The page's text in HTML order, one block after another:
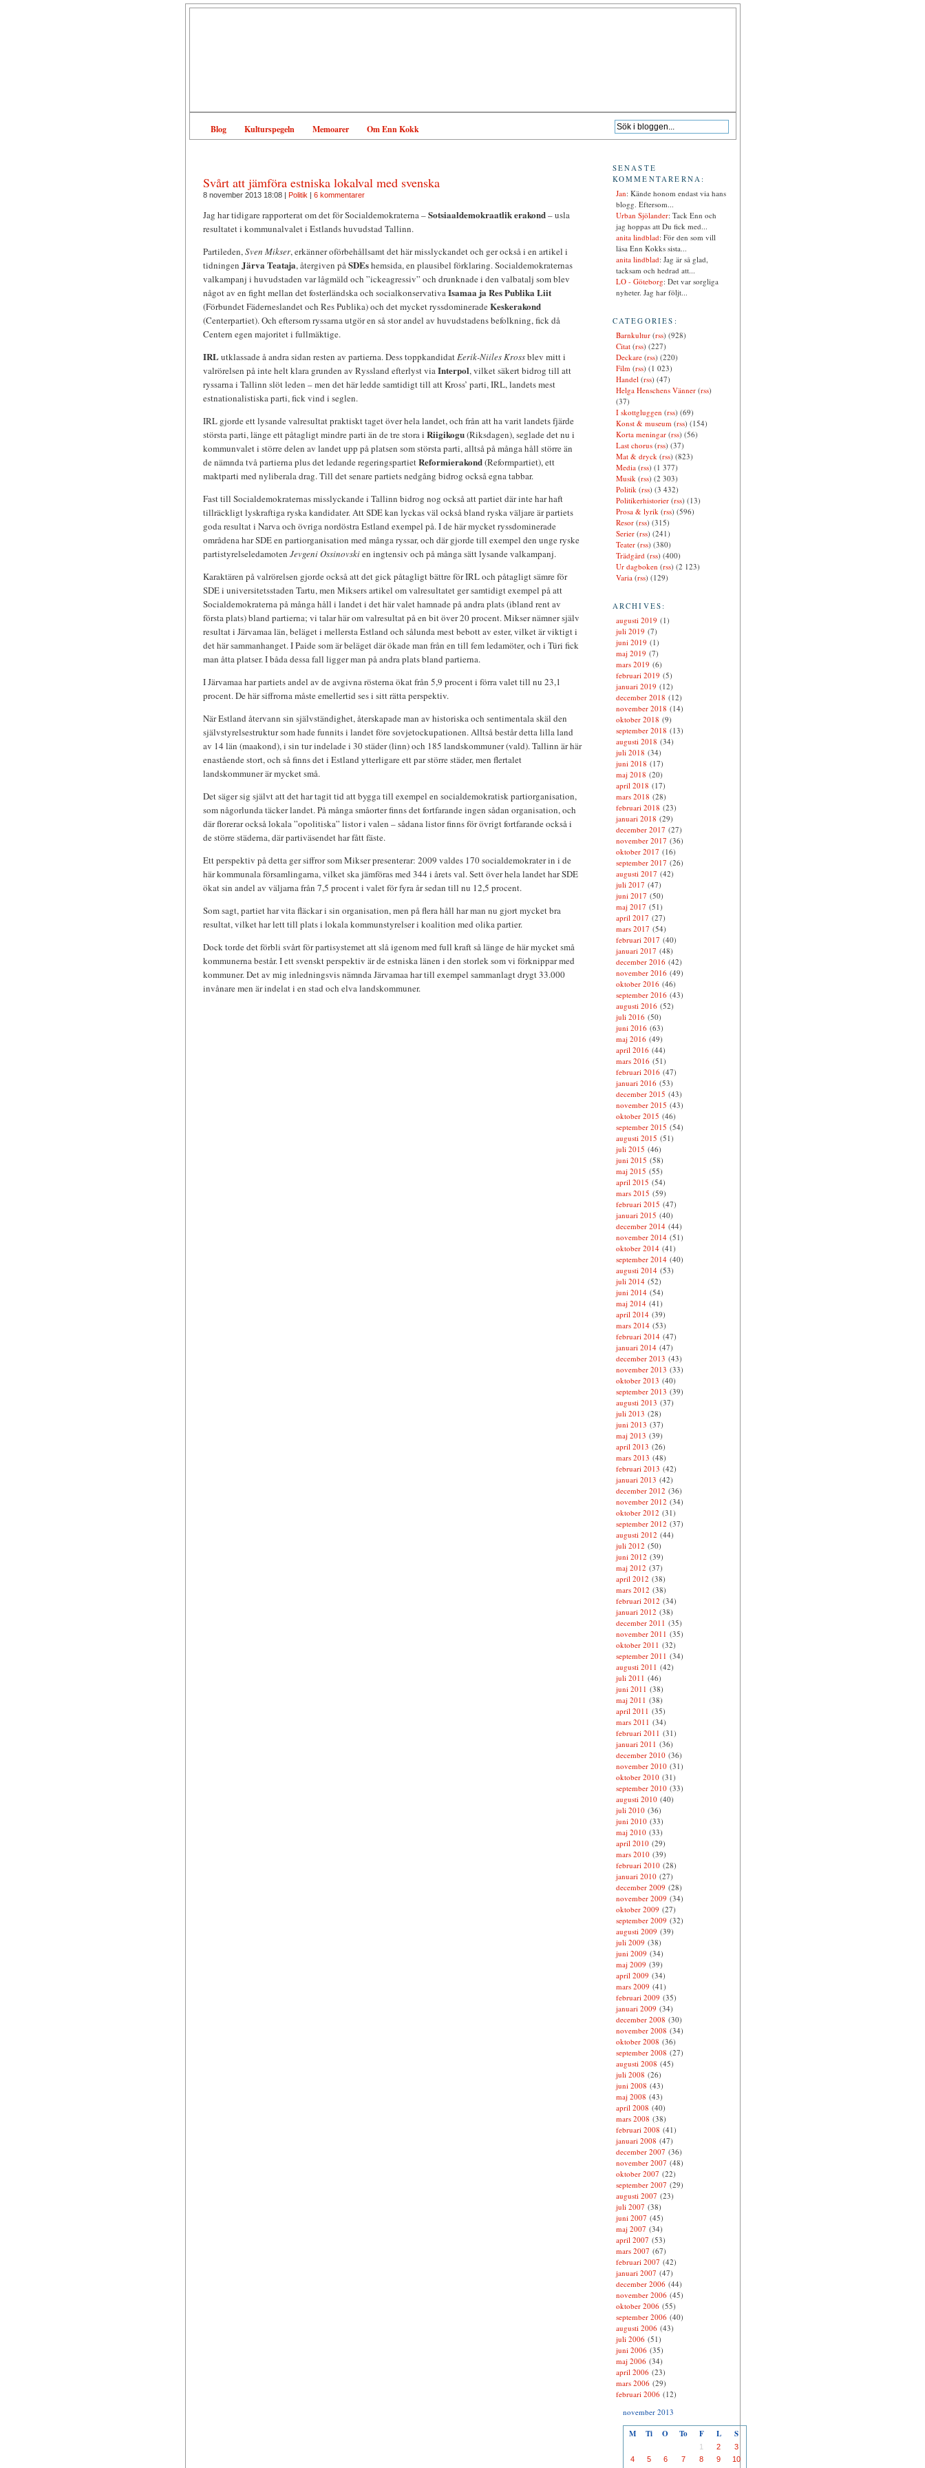
Blog Kulturspegeln Memoarer Om Enn Kokk
Svårt att jämföra estniska lokalval med svenska
8 november 2013 18:08 | Politik | 6 kommentarer
Jag har tidigare rapporterat om det för Socialdemokraterna –Sotsiaaldemokraatlik erakond– usla
resultatet i kommunalvalet i Estlands huvudstad Tallinn.
Partileden,Sven Mikser, erkänner oförbehållsamt det här misslyckandet och ger också i en artikel i
tidningen Järva Teataja, återgiven påSDEshemsida, en plausibel förklaring. Socialdemokraternas
valkampanj i huvudstaden var lågmäld och ”ickeagressiv” och drunknade i den valbatalj som blev
något av en fight mellan det fosterländska och socialkonservativaIsamaa ja Res Publika Liit
(Förbundet Fäderneslandet och Res Publika) och det mycket ryssdomineradeKeskerakond
(Centerpartiet). Och eftersom ryssarna utgör en så stor andel av huvudstadens befolkning, fick då
Centern egen majoritet i fullmäktige.
IRLutklassade å andra sidan resten av partierna. Dess toppkandidatEerik-Niiles Krossblev mitt i
valrörelsen på inte helt klara grunden av Ryssland efterlyst viaInterpol, vilket säkert bidrog till att
ryssarna i Tallinn slöt leden – men det här ledde samtidigt till att Kross’ parti, IRL, landets mest
estnationalistiska parti, fick vind i seglen.
IRL gjorde ett lysande valresultat praktiskt taget över hela landet, och från att ha varit landets fjärde
största parti, länge ett påtagligt mindre parti än de tre stora i Riigikogu(Riksdagen), seglade det nu i
kommunvalet i större delen av landet upp på platsen som största parti, alltså på många håll större än
de nämnda två partierna plus det ledande regeringspartietReformierakond(Reformpartiet), ett
maktparti med nyliberala drag. Till det senare partiets nedgång bidrog också egna tabbar.
Fast till Socialdemokraternas misslyckande i Tallinn bidrog nog också att partiet där inte har haft
tillräckligt lyskraftiga ryska kandidater. Att SDE kan lyckas väl också bland ryska väljare är partiets
goda resultat i Narva och övriga nordöstra Estland exempel på. I de här mycket ryssdominerade
områdena har SDE en partiorganisation med många ryssar, och där gjorde till exempel den unge ryske
partistyrelseledamoten Jevgeni Ossinovskien ingtensiv och på många sätt lysande valkampanj.
Karaktären på valrörelsen gjorde också att det gick påtagligt bättre för IRL och påtagligt sämre för
SDE i universitetsstaden Tartu, men Miksers artikel om valresultatet ger samtidigt exempel på att
Socialdemokraterna på många håll i landet i det här valet hamnade på andra plats (ibland rent av
första plats) bland partierna; vi talar här om valresultat på en bit över 20 procent. Mikser nämner själv
resultat i Järvamaa län, beläget i mellersta Estland och sålunda mest bebott av ester, vilket är viktigt i
det här sammanhanget. I Paide som är beläget där ökade man från en till fem ledamöter, och i Türi fick
man åtta platser. I båda dessa fall ligger man på andra plats bland partierna.
I Järvamaa har partiets andel av de avgivna rösterna ökat från 5,9 procent i förra valet till nu 23,1
procent. De här siffrorna måste emellertid ses i sitt rätta perspektiv.
När Estland återvann sin självständighet, återskapade man av historiska och sentimentala skäl den
självstyrelsestruktur som hade funnits i landet före sovjetockupationen. Alltså består detta lilla land
av 14 län (maakond), i sin tur indelade i 30 städer (linn) och 185 landskommuner (vald). Tallinn är här
enastående stort, och så finns det i Estland ytterligare ett par större städer, men flertalet
landskommuner är mycket små.
Det säger sig självt att det har tagit tid att bygga till exempel en socialdemokratisk partiorganisation,
som någorlunda täcker landet. På många småorter finns det fortfarande ingen sådan organisation, och
där florerar också lokala ”opolitiska” listor i valen – sådana listor finns för övrigt fortfarande också i
de större städerna, där partiväsendet har fått fäste.
Ett perspektiv på detta ger siffror som Mikser presenterar: 2009 valdes 170 socialdemokrater in i de
här kommunala församlingarna, vilket ska jämföras med 344 i årets val. Sett över hela landet har SDE
ökat sin andel av väljarna från 7,5 procent i valet för fyra år sedan till nu 12,5 procent.
Som sagt, partiet har vita fläckar i sin organisation, men på flera håll har man nu gjort mycket bra
resultat, vilket har lett till plats i lokala kommunstyrelser i koalition med olika partier.
Dock torde det förbli svårt för partisystemet att slå igenom med full kraft så länge de här mycket små
kommunerna består. I ett svenskt perspektiv är de estniska länen i den storlek som vi förknippar med
kommuner. Det av mig inledningsvis nämnda Järvamaa har till exempel sammanlagt drygt 33.000
invånare men är indelat i en stad och elva landskommuner.
SENASTE
KOMMENTARERNA:
Jan: Kände honom endast via hans
blogg. Eftersom...
Urban Sjölander: Tack Enn och
jag hoppas att Du fick med...
anita lindblad: För den som vill
läsa Enn Kokks sista...
anita lindblad: Jag är så glad,
tacksam och hedrad att...
LO - Göteborg: Det var sorgliga
nyheter. Jag har följt...
CATEGORIES:
Barnkultur(rss) (928)
Citat(rss) (227)
Deckare(rss) (220)
Film(rss) (1 023)
Handel(rss) (47)
Helga Henschens Vänner(rss)
(37)
I skottgluggen (rss) (69)
Konst & museum(rss) (154)
Korta meningar(rss) (56)
Last chorus(rss) (37)
Mat & dryck(rss) (823)
Media(rss) (1 377)
Musik(rss) (2 303)
Politik(rss) (3 432)
Politikerhistorier(rss) (13)
Prosa & lyrik(rss) (596)
Resor(rss) (315)
Serier(rss) (241)
Teater(rss) (380)
Trädgård(rss) (400)
Ur dagboken (rss) (2 123)
Varia(rss) (129)
ARCHIVES:
augusti 2019 (1)
juli 2019 (7)
juni 2019 (1)
maj 2019 (7)
mars 2019 (6)
februari 2019 (5)
januari 2019 (12)
december 2018 (12)
november 2018 (14)
oktober 2018 (9)
september 2018 (13)
augusti 2018 (34)
juli 2018 (34)
juni 2018 (17)
maj 2018 (20)
april 2018 (17)
mars 2018 (28)
februari 2018 (23)
januari 2018 (29)
december 2017 (27)
november 2017 (36)
oktober 2017 (16)
september 2017 (26)
augusti 2017 (42)
juli 2017 (47)
juni 2017 (50)
maj 2017 (51)
april 2017 (27)
mars 2017 (54)
februari 2017 (40)
januari 2017 (48)
december 2016(42)
november 2016(49)
oktober 2016(46)
september 2016(43)
augusti 2016(52)
juli 2016(50)
juni 2016(63)
maj 2016(49)
april 2016(44)
mars 2016(51)
februari 2016(47)
januari 2016(53)
december 2015 (43)
november 2015 (43)
oktober 2015 (46)
september 2015 (54)
augusti 2015 (51)
juli 2015 (46)
juni 2015 (58)
maj 2015 (55)
april 2015 (54)
mars 2015 (59)
februari 2015 (47)
januari 2015 (40)
december 2014(44)
november 2014(51)
oktober 2014(41)
september 2014(40)
augusti 2014(53)
juli 2014(52)
juni 2014(54)
maj 2014(41)
april 2014(39)
mars 2014(53)
februari 2014(47)
januari 2014(47)
december 2013 (43)
november 2013 (33)
oktober 2013 (40)
september 2013 (39)
augusti 2013 (37)
juli 2013 (28)
juni 2013 (37)
maj 2013 (39)
april 2013 (26)
mars 2013 (48)
februari 2013 (42)
januari 2013 (42)
december 2012 (36)
november 2012 (34)
oktober 2012 (31)
september 2012 (37)
augusti 2012 (44)
juli 2012 (50)
juni 2012 (39)
maj 2012 (37)
april 2012 (38)
mars 2012 (38)
februari 2012 (34)
januari 2012 (38)
december 2011 (35)
november 2011 (35)
oktober 2011 (32)
september 2011 (34)
augusti 2011 (42)
juli 2011 (46)
juni 2011 (38)
maj 2011 (38)
april 2011 (35)
mars 2011 (34)
februari 2011 (31)
januari 2011 (36)
december 2010(36)
november 2010(31)
oktober 2010(31)
september 2010(33)
augusti 2010(40)
juli 2010(36)
juni 2010(33)
maj 2010(33)
april 2010(29)
mars 2010(39)
februari 2010(28)
januari 2010(27)
december 2009 (28)
november 2009 (34)
oktober 2009 (27)
september 2009 (32)
augusti 2009 (39)
juli 2009 (38)
juni 2009 (34)
maj 2009 (39)
april 2009 (34)
mars 2009 (41)
februari 2009 (35)
januari 2009 (34)
december 2008 (30)
november 2008 (34)
oktober 2008 (36)
september 2008 (27)
augusti 2008 (45)
juli 2008 (26)
juni 2008 (43)
maj 2008 (43)
april 2008 (40)
mars 2008 (38)
februari 2008 (41)
januari 2008 (47)
december 2007 (36)
november 2007 (48)
oktober 2007 (22)
september 2007 (29)
augusti 2007 (23)
juli 2007 (38)
juni 2007 (45)
maj 2007 (34)
april 2007 (53)
mars 2007 (67)
februari 2007 (42)
januari 2007 (47)
december 2006(44)
november 2006(45)
oktober 2006(55)
september 2006(40)
augusti 2006(43)
juli 2006(51)
juni 2006(35)
maj 2006(34)
april 2006(23)
mars 2006(29)
februari 2006(12)
november 2013
M Ti O To F L S
1 2
3
4
5 6 7 8 9
10